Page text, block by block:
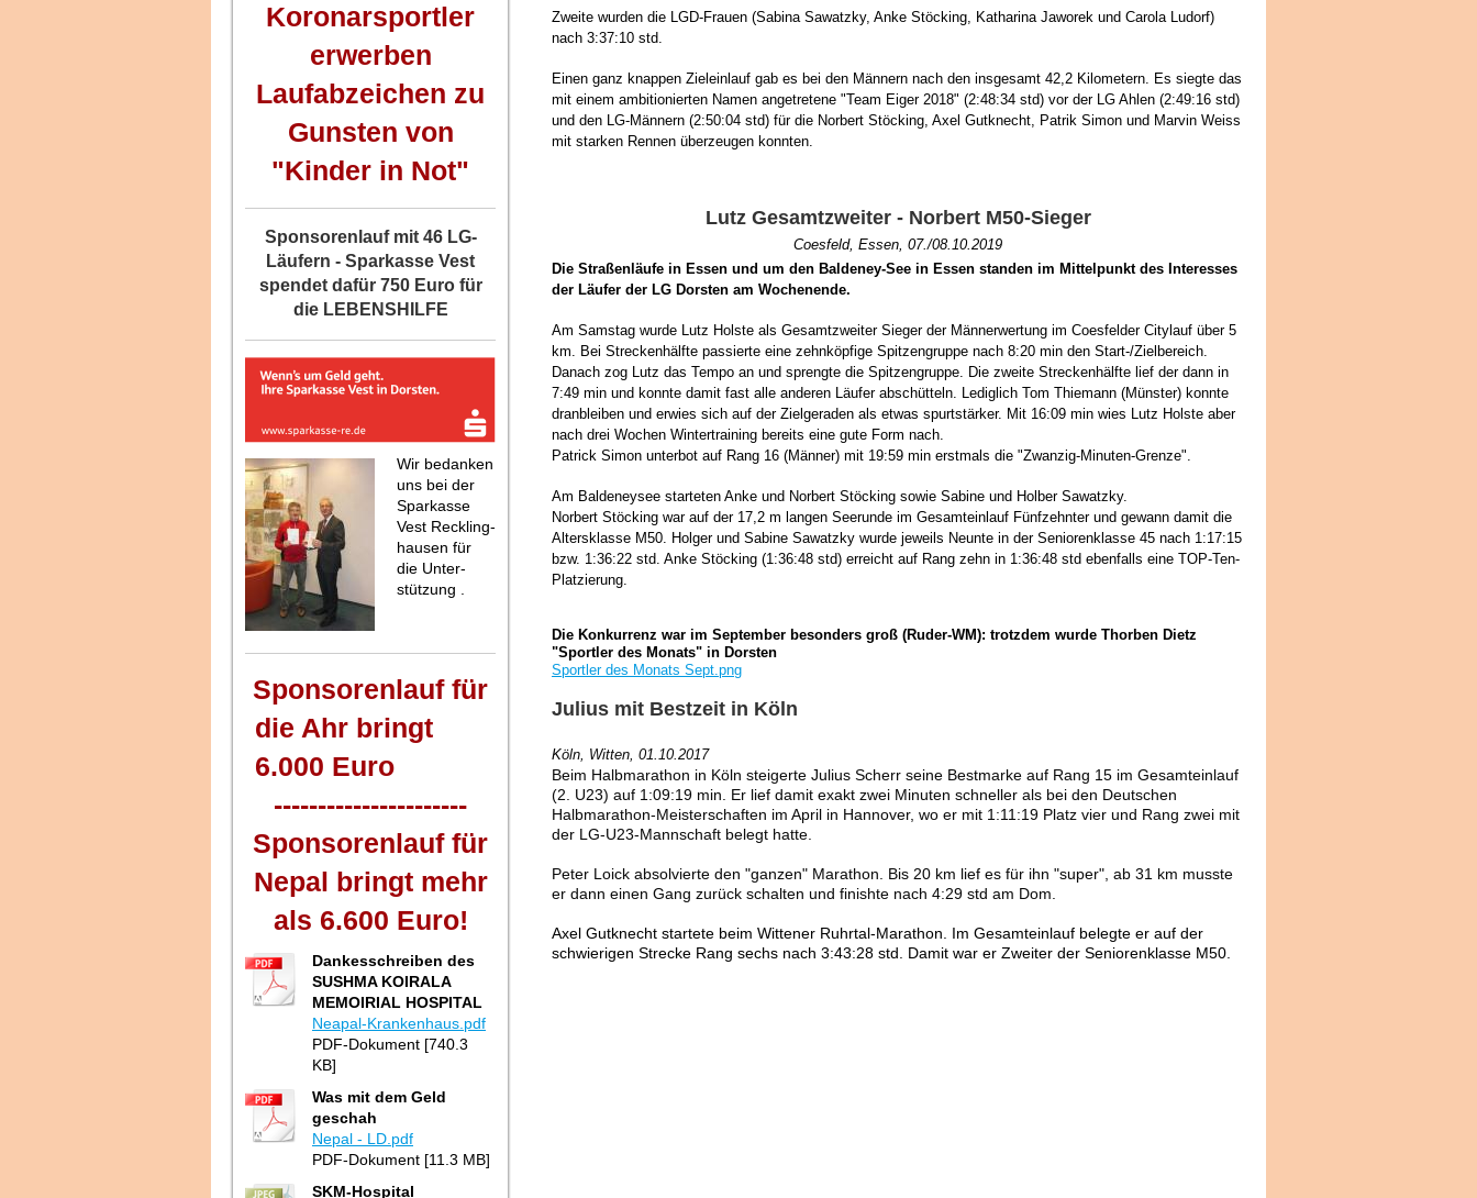
Koronarsportler
erwerben
Laufabzeichen zu
Gunsten von
"Kinder in Not"
Sponsorenlauf mit 46 LG-
Läufern - Sparkasse Vest
spendet dafür 750 Euro für
die LEBENSHILFE
Wir bedanken
uns bei der
Sparkasse
Vest Reckling-
hausen für
die Unter-
stützung .
Sponsorenlauf für
die Ahr bringt
6.000 Euro
----------------------
Sponsorenlauf für
Nepal bringt mehr
als 6.600 Euro!
Dankesschreiben des
SUSHMA KOIRALA
MEMOIRIAL HOSPITAL
Neapal-Krankenhaus.pdf
PDF-Dokument [740.3
KB]
Was mit dem Geld
geschah
Nepal - LD.pdf
PDF-Dokument [11.3 MB]
SKM-Hospital
Zweite wurden die LGD-Frauen (Sabina Sawatzky, Anke Stöcking, Katharina Jaworek und Carola Ludorf)
nach 3:37:10 std.
Einen ganz knappen Zieleinlauf gab es bei den Männern nach den insgesamt 42,2 Kilometern. Es siegte das
mit einem ambitionierten Namen angetretene "Team Eiger 2018" (2:48:34 std) vor der LG Ahlen (2:49:16 std)
und den LG-Männern (2:50:04 std) für die Norbert Stöcking, Axel Gutknecht, Patrik Simon und Marvin Weiss
mit starken Rennen überzeugen konnten.
Lutz Gesamtzweiter - Norbert M50-Sieger
Coesfeld, Essen, 07./08.10.2019
Die Straßenläufe in Essen und um den Baldeney-See in Essen standen im Mittelpunkt des Interesses
der Läufer der LG Dorsten am Wochenende.
Am Samstag wurde Lutz Holste als Gesamtzweiter Sieger der Männerwertung im Coesfelder Citylauf über 5
km. Bei Streckenhälfte passierte eine zehnköpfige Spitzengruppe nach 8:20 min den Start-/Zielbereich.
Danach zog Lutz das Tempo an und sprengte die Spitzengruppe. Die zweite Streckenhälfte lief der dann in
7:49 min und konnte damit fast alle anderen Läufer abschütteln. Lediglich Tom Thiemann (Münster) konnte
dranbleiben und erwies sich auf der Zielgeraden als etwas spurtstärker. Mit 16:09 min wies Lutz Holste aber
nach drei Wochen Wintertraining bereits eine gute Form nach.
Patrick Simon unterbot auf Rang 16 (Männer) mit 19:59 min erstmals die "Zwanzig-Minuten-Grenze".
Am Baldeneysee starteten Anke und Norbert Stöcking sowie Sabine und Holber Sawatzky.
Norbert Stöcking war auf der 17,2 m langen Seerunde im Gesamteinlauf Fünfzehnter und gewann damit die
Altersklasse M50. Holger und Sabine Sawatzky wurde jeweils Neunte in der Seniorenklasse 45 nach 1:17:15
bzw. 1:36:22 std. Anke Stöcking (1:36:48 std) erreicht auf Rang zehn in 1:36:48 std ebenfalls eine TOP-Ten-
Platzierung.
Die Konkurrenz war im September besonders groß (Ruder-WM): trotzdem wurde Thorben Dietz
"Sportler des Monats" in Dorsten
Sportler des Monats Sept.png
Julius mit Bestzeit in Köln
Köln, Witten, 01.10.2017
Beim Halbmarathon in Köln steigerte Julius Scherr seine Bestmarke auf Rang 15 im Gesamteinlauf
(2. U23) auf 1:09:19 min. Er lief damit exakt zwei Minuten schneller als bei den Deutschen
Halbmarathon-Meisterschaften im April in Hannover, wo er mit 1:11:19 Platz vier und Rang zwei mit
der LG-U23-Mannschaft belegt hatte.
Peter Loick absolvierte den "ganzen" Marathon. Bis 20 km lief es für ihn "super", ab 31 km musste
er dann einen Gang zurück schalten und finishte nach 4:29 std am Dom.
Axel Gutknecht startete beim Wittener Ruhrtal-Marathon. Im Gesamteinlauf belegte er auf der
schwierigen Strecke Rang sechs nach 3:43:28 std. Damit war er Zweiter der Seniorenklasse M50.